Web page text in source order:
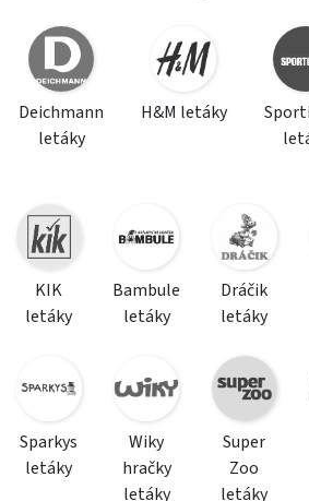
Deichmann
letáky
H&M letáky
KIK
letáky
Bambule
letáky
Dráčik
letáky
Sparkys
letáky
Wiky
hračky
letáky
Super
Zoo
letáky